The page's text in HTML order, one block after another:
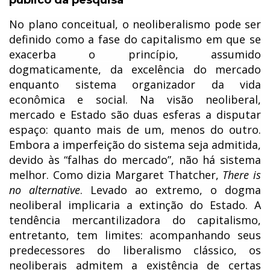
No plano conceitual, o neoliberalismo pode ser
definido como a fase do capitalismo em que se
exacerba o princípio, assumido
dogmaticamente, da excelência do mercado
enquanto sistema organizador da vida
econômica e social. Na visão neoliberal,
mercado e Estado são duas esferas a disputar
espaço: quanto mais de um, menos do outro.
Embora a imperfeição do sistema seja admitida,
devido às “falhas do mercado”, não há sistema
melhor. Como dizia Margaret Thatcher, There is
no alternative. Levado ao extremo, o dogma
neoliberal implicaria a extinção do Estado. A
tendência mercantilizadora do capitalismo,
entretanto, tem limites: acompanhando seus
predecessores do liberalismo clássico, os
neoliberais admitem a existência de certas